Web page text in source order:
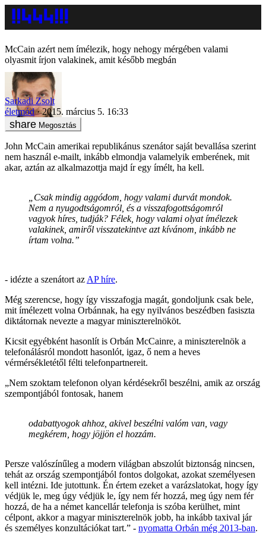
McCain azért nem ímélezik, hogy nehogy mérgében valami
olyasmit írjon valakinek, amit később megbán
Sarkadi Zsolt
életmód
2015. március 5. 16:33
Megosztás
John McCain amerikai republikánus szenátor saját bevallása szerint
nem használ e-mailt, inkább elmondja valamelyik emberének, mit
akar, aztán az alkalmazottja majd ír egy ímélt, ha kell.
„Csak mindig aggódom, hogy valami durvát mondok.
Nem a nyugodtságomról, és a visszafogottságomról
vagyok híres, tudják? Félek, hogy valami olyat ímélezek
valakinek, amiről visszatekintve azt kívánom, inkább ne
írtam volna.”
- idézte a szenátort az AP híre.
Még szerencse, hogy így visszafogja magát, gondoljunk csak bele,
mit ímélezett volna Orbánnak, ha egy nyilvános beszédben fasiszta
diktátornak nevezte a magyar miniszterelnököt.
Kicsit egyébként hasonlít is Orbán McCainre, a miniszterelnök a
telefonálásról mondott hasonlót, igaz, ő nem a heves
vérmérsékletétől félti telefonpartnereit.
„Nem szoktam telefonon olyan kérdésekről beszélni, amik az ország
szempontjából fontosak, hanem
odabattyogok ahhoz, akivel beszélni valóm van, vagy
megkérem, hogy jöjjön el hozzám.
Persze valószínűleg a modern világban abszolút biztonság nincsen,
tehát az ország szempontjából fontos dolgokat, azokat személyesen
kell intézni. Ide jutottunk. Én értem ezeket a varázslatokat, hogy így
védjük le, meg úgy védjük le, így nem fér hozzá, meg úgy nem fér
hozzá, de ha a német kancellár telefonja is szóba kerülhet, mint
célpont, akkor a magyar miniszterelnök jobb, ha inkább taxival jár
és személyes konzultációkat tart.” - nyomatta Orbán még 2013-ban.